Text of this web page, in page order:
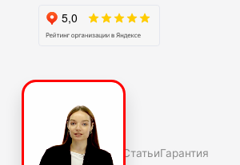
О компаниии
О нас
Полезное
Скидки и акции СтатьиГарантия